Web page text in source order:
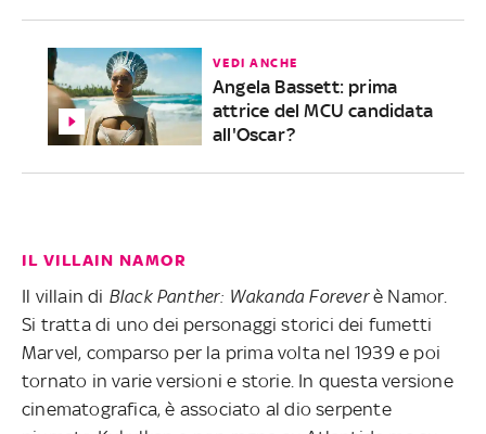
VEDI ANCHE
Angela Bassett: prima
attrice del MCU candidata
all'Oscar?
IL VILLAIN NAMOR
Il villain di Black Panther: Wakanda Foreverè Namor.
Si tratta di uno dei personaggi storici dei fumetti
Marvel, comparso per la prima volta nel 1939 e poi
tornato in varie versioni e storie. In questa versione
cinematografica, è associato al dio serpente